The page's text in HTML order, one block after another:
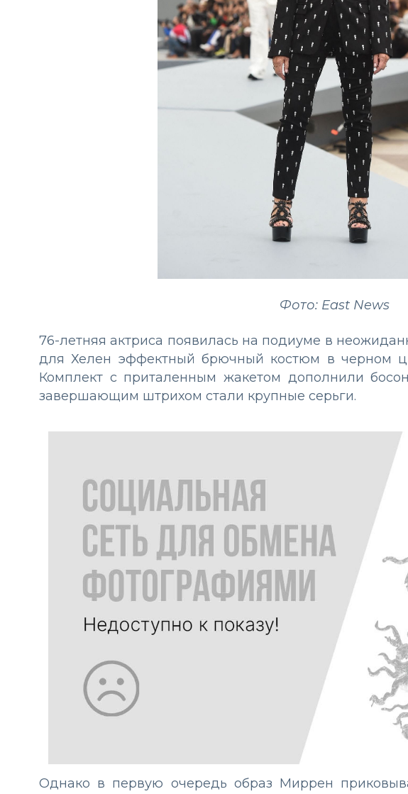
Фото: East News
76-летняя актриса появилась на подиуме в
для Хелен эффектный брючный костюм в черном
Комплект с приталенным жакетом дополнили
завершающим штрихом стали крупные серьги.
Однако в первую очередь образ Миррен